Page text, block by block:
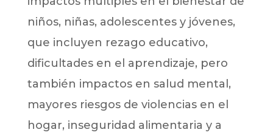
niños, niñas, adolescentes y jóvenes,
que incluyen rezago educativo,
dificultades en el aprendizaje, pero
también impactos en salud mental,
mayores riesgos de violencias en el
hogar, inseguridad alimentaria y a